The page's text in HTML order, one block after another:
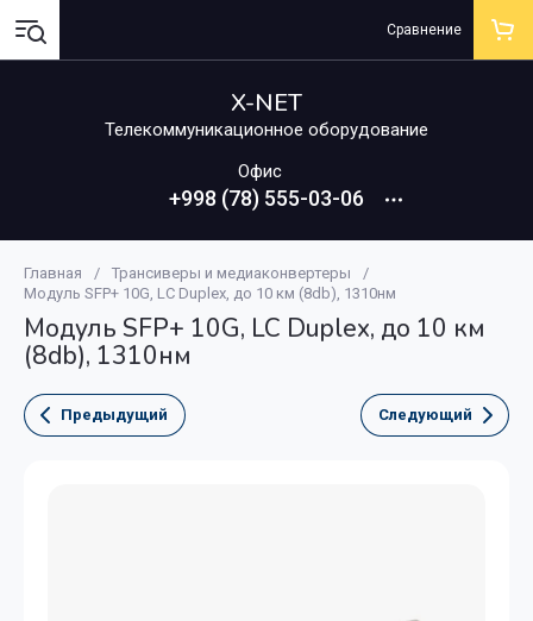
X-NET
Телекоммуникационное оборудование
Офис
+998 (78) 555-03-06
Сравнение
Главная / Трансиверы и медиаконвертеры
/
Модуль SFP+ 10G, LC Duplex, до 10 км (8db), 1310нм
Модуль SFP+ 10G, LC Duplex, до 10 км
(8db), 1310нм
Предыдущий Следующий